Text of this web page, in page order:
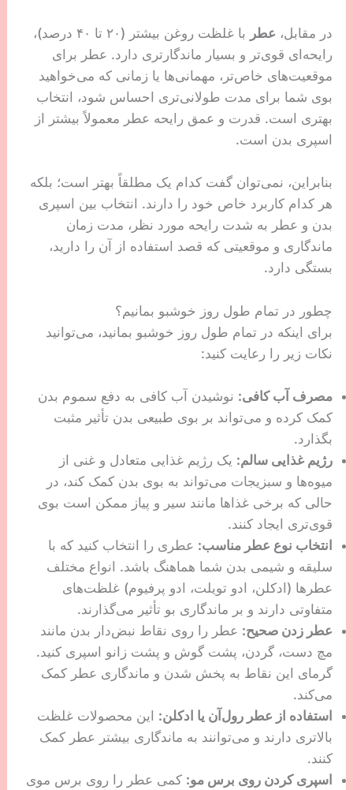
در مقابل، عطر
با غلظت روغن بیشتر (۲۰ تا ۴۰ درصد)،
رایحه‌ای قوی‌تر و بسیار ماندگارتری دارد. عطر برای
موقعیت‌های خاص‌تر، مهمانی‌ها یا زمانی که می‌خواهید
بوی شما برای مدت طولانی‌تری احساس شود، انتخاب
بهتری است. قدرت و عمق رایحه عطر معمولاً بیشتر از
اسپری بدن است.
بنابراین، نمی‌توان گفت کدام یک مطلقاً بهتر است؛ بلکه
هر کدام کاربرد خاص خود را دارند. انتخاب بین اسپری
بدن و عطر به شدت رایحه مورد نظر، مدت زمان
ماندگاری و موقعیتی که قصد استفاده از آن را دارید،
بستگی دارد.
چطور در تمام طول روز خوشبو بمانیم؟
برای اینکه در تمام طول روز خوشبو بمانید، می‌توانید
نکات زیر را رعایت کنید:
مصرف آب کافی: نوشیدن آب کافی به دفع سموم بدن
کمک کرده و می‌تواند بر بوی طبیعی بدن تأثیر مثبت
بگذارد.
رژیم غذایی سالم: یک رژیم غذایی متعادل و غنی از
میوه‌ها و سبزیجات می‌تواند به بوی بدن کمک کند، در
حالی که برخی غذاها مانند سیر و پیاز ممکن است بوی
قوی‌تری ایجاد کنند.
انتخاب نوع عطر مناسب: عطری را انتخاب کنید که با
سلیقه و شیمی بدن شما هماهنگ باشد. انواع مختلف
عطرها (ادکلن، ادو تویلت، ادو پرفیوم) غلظت‌های
متفاوتی دارند و بر ماندگاری بو تأثیر می‌گذارند.
عطر زدن صحیح: عطر را روی نقاط نبض‌دار بدن مانند
مچ دست، گردن، پشت گوش و پشت زانو اسپری کنید.
گرمای این نقاط به پخش شدن و ماندگاری عطر کمک
می‌کند.
استفاده از عطر رول‌آن یا ادکلن: این محصولات غلظت
بالاتری دارند و می‌توانند به ماندگاری بیشتر عطر کمک
کنند.
اسپری کردن روی برس مو: کمی عطر را روی برس موی